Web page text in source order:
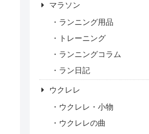
マラソン
ランニング用品
トレーニング
ランニングコラム
ラン日記
ウクレレ
ウクレレ・小物
ウクレレの曲